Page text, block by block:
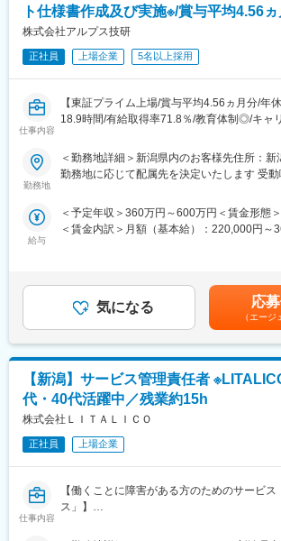
を行います。
環境です。
■同社で働くメリット：
【経営の安定】自己資本比率65.8％で経営安
健全)／さらに売上・経常利益ともに年々増
【エンジニアとしてのキャリアアップ】取
り、上流工程にも携われます。様々のな大手
知識や経験を重ねることができます。
【幅広いキャリアプラン】エンジニアサポー
た派遣先を選定することができます。キャ
向を考慮し、エンジニアスペシャリスト、
間/有給取得率74％/男性の育児・看護休暇も
手当(18歳まで月1万円)/育児休暇取得率100
得企業)/育児休暇からの復帰率92％
ト仕様書作成及び実施※/賞与平均4.56ヵ
株式会社アルプス技研
正社員 上場企業 5名以上採用
仕事内容
【東証プライム上場/賞与平均4.56ヵ月分/年
18.9時間/有給取得率71.8％/教育体制◎/キャ
●安定基盤／上場後20年以上黒字経営企業
●くるみんマークを取得済み、子育てしなが
●キャリア支援担当と面談の上自らのキャリ
【変更の範囲：会社の定める業務】
■業務詳細：
・製品機能テスト仕様書作成
仕様設計から展開された資料を基に、ソフト
スト内容検討
検討したテスト内容を実施するための手順書(
書)作成
・製品機能テスト実施
製品機能テスト仕様書に沿ってテスト実施
・その他
製品機能テスト仕様書作成/実施を協力企業へ
勤務地
＜勤務地詳細＞新潟県内のお客様先住所：
勤務地に応じて配属先を決定いたします 受
給与
＜予定年収＞360万円～600万円＜賃金形態
＜賃金内訳＞月額（基本給）：220,000円～
円（28歳、役職なし、経験4年）、
ャー補佐、経験8年）、7,000,000円（37歳、
12年）賃金はあくまでも目安の金額であり
る可能性があります。月給(月額)は固定手当
気になる 応
（エージ
【新潟】サービス管理責任者
代・40代活躍中／残業約15h
株式会社ＬＩＴＡＬＩＣＯ
正社員 上場企業
仕事内容
【働くことに障害がある方のためのサービス
ス」】